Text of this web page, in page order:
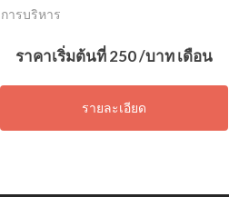
ารบริหาร
ราคาเริ่มต้นที่250/บาท เดือน
รายละเอียด